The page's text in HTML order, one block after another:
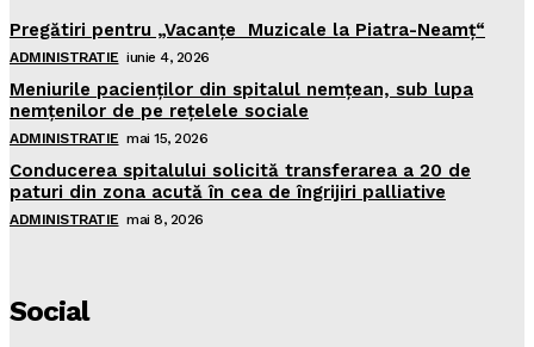
Pregătiri pentru „Vacanţe Muzicale la Piatra-Neamţ“
ADMINISTRATIE iunie 4, 2026
Meniurile pacienţilor din spitalul nemţean, sub lupa
nemţenilor de pe reţelele sociale
ADMINISTRATIE mai 15, 2026
Conducerea spitalului solicită transferarea a 20 de
paturi din zona acută în cea de îngrijiri palliative
ADMINISTRATIE mai 8, 2026
Social